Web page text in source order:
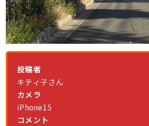
投稿者
キティ子さん
カメラ
iPhone15
コメント